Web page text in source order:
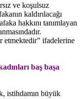
ve koşulsuz
kaldırılacağı
hakkını tanımlayan
etmektedir” ifadelerine
baş başa
istihdamın büyük